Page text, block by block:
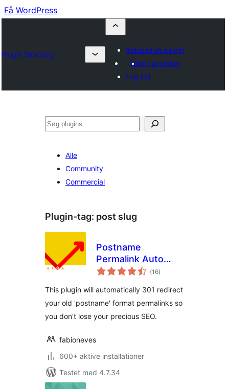
Få WordPress
Plugin Directory
Indsend et plugin
Mine favoritter
Log ind
Søg
Alle
Community
Commercial
Plugin-tag: post slug
Postname
Permalink Auto
Redirect
(16totale
bedømmelser
)
This plugin will automatically 301 redirect
your old 'postname' format permalinks so
you don't lose your precious SEO.
fabioneves
600+ aktive installationer
Testet med 4.7.34